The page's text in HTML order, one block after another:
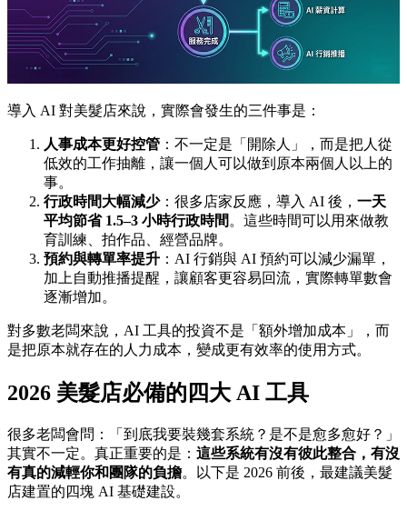
導入 AI 對美髮店來說，實際會發生的三件事是：
人事成本更好控管 ：不一定是「開除人」，而是把人從
低效的工作抽離，讓一個人可以做到原本兩個人以上的
事。
行政時間大幅減少：很多店家反應，導入 AI 後， 一天
平均節省 1.5–3 小時行政時間 。這些時間可以用來做教
育訓練、拍作品、經營品牌。
預約與轉單率提升 ：AI 行銷與 AI 預約可以減少漏單，
加上自動推播提醒，讓顧客更容易回流，實際轉單數會
逐漸增加。
對多數老闆來說，AI 工具的投資不是「額外增加成本」，而
是把原本就存在的人力成本，變成更有效率的使用方式。
2026 美髮店必備的四大 AI 工具
很多老闆會問：「到底我要裝幾套系統？是不是愈多愈好？」
其實不一定。真正重要的是： 這些系統有沒有彼此整合，有沒
有真的減輕你和團隊的負擔。以下是 2026 前後，最建議美髮
店建置的四塊 AI 基礎建設。